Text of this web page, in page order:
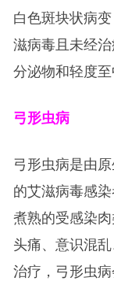
白色斑块状病
滋病毒且未经
分泌物和轻度至
弓形虫病
弓形虫病是由
的艾滋病毒感
煮熟的受感染
头痛、意识混
治疗，弓形虫病